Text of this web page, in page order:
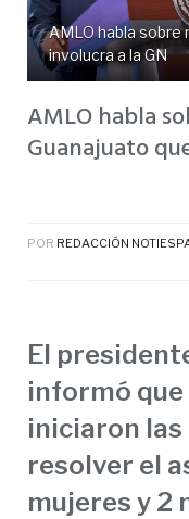
AMLO habla sobre
involucra a la GN
AMLO habla
Guanajuato
POR REDACCIÓN
El
informó
iniciaron
resolver el
mujeres y 2